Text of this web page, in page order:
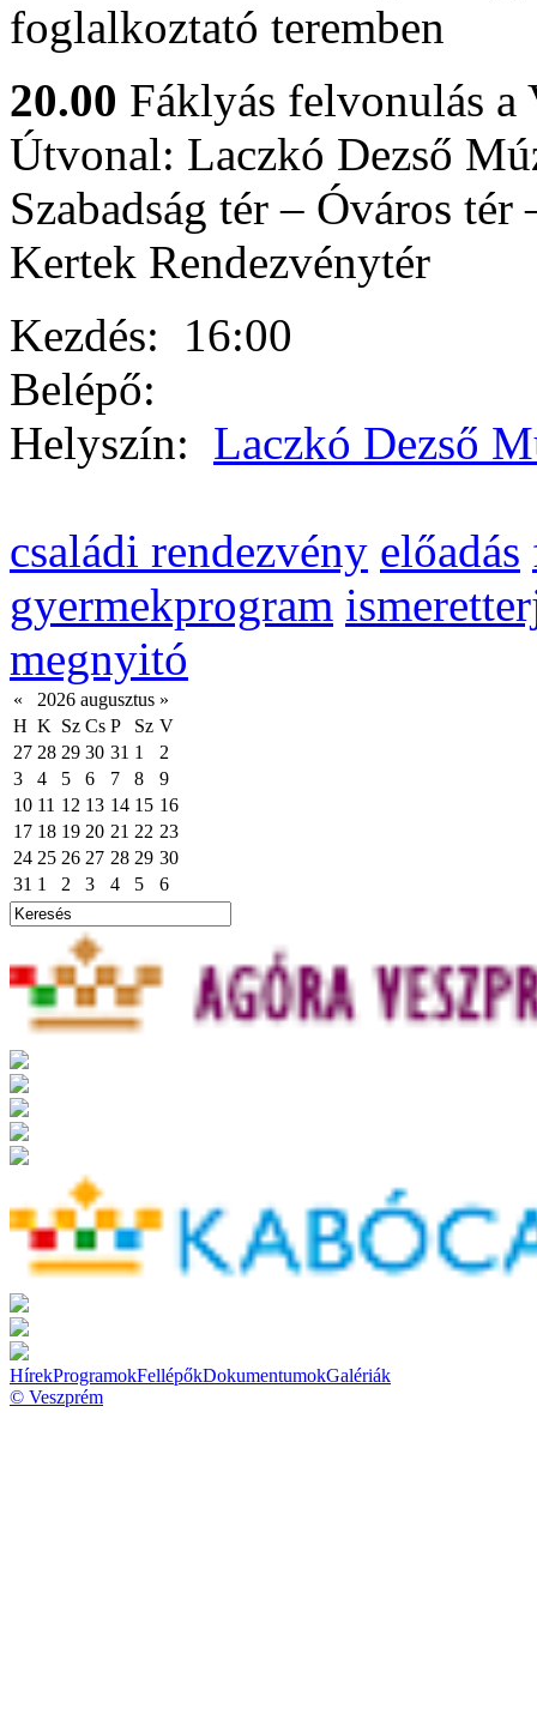
foglalkoztató teremben
20.00 Fáklyás felvonulás a
Útvonal: Laczkó Dezső
Szabadság tér – Óváros
Kertek Rendezvénytér
Kezdés: 16:00
Belépő:
Helyszín: Laczkó Dezső
családi rendezvény előadás
gyermekprogram
megnyitó
« 2026 augusztus »
H K Sz Cs P Sz V
27 28 29 30 31 1
2
3
4 5 6 7 8
9
10 11 12 13 14 15 16
17 18 19 20 21 22 23
24 25 26 27 28 29 30
31 1 2 3 4 5 6
HírekProgramokFellépőkDokumentumokGalériák
© Veszprém